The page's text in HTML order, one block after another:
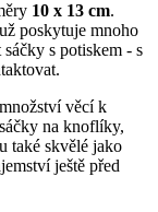
10 x 13 cm.
poskytuje mnoho
s potiskem - s
věcí k
na knoflíky,
také skvělé jako
ještě před